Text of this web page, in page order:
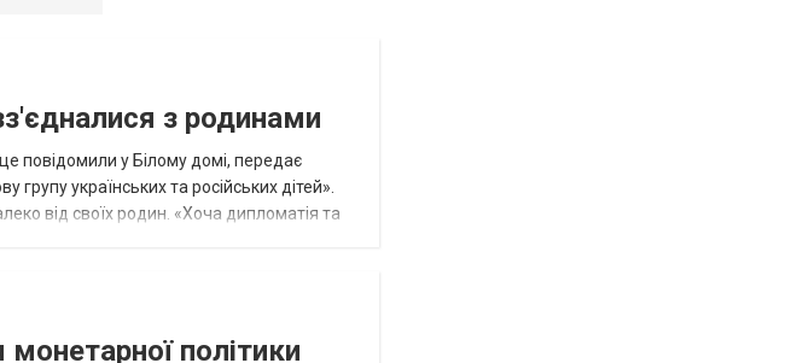
з родинами
повідомили у Білому домі, передає
українських та російських дітей».
від своїх родин. «Хоча дипломатія та
політики